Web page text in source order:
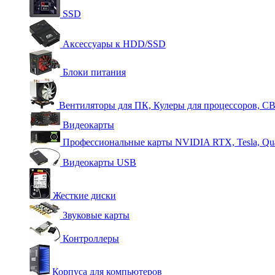
SSD
Аксессуары к HDD/SSD
Блоки питания
Вентиляторы для ПК, Кулеры для процессоров,
Видеокарты
Профессиональные карты NVIDIA RTX, Tesla,
Видеокарты USB
Жесткие диски
Звуковые карты
Контроллеры
Корпуса для компьютеров